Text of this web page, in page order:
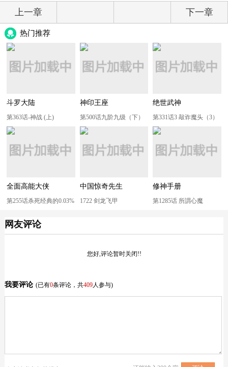
上一章 下一章
热门推荐
斗罗大陆
第363话-神战 (上)
神印王座
第500话九阶九级（下）
绝世武神
第331话3 敲诈魔头（3）
全面高能大侠
第255话杀死经典的0.03%
中国惊奇先生
1722 剑龙飞甲
修神手册
第1285话 所謂心魔
网友评论
您好,评论暂时关闭!!
我要评论 (已有0条评论，共409人参与)